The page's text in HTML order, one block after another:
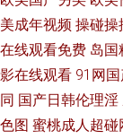
美成年视频 操碰操
在线观看免费 岛国
影在线观看 91网
同 国产日韩伦理淫
色图 蜜桃成人超碰